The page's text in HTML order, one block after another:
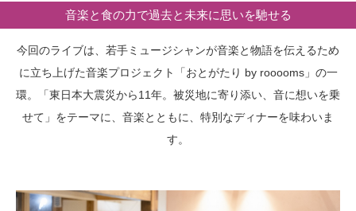
音楽と食の力で過去と未来に思いを馳せる
今回のライブは、若手ミュージシャンが音楽と物語を伝えるため
に立ち上げた音楽プロジェクト「おとがたり by rooooms」の一
環。「東日本大震災から11年。被災地に寄り添い、音に想いを乗
せて」をテーマに、音楽とともに、特別なディナーを味わいま
す。